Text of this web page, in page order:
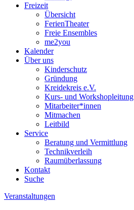
Freizeit
Übersicht
FerienTheater
Freie Ensembles
me2you
Kalender
Über uns
Kinderschutz
Gründung
Kreidekreis e.V.
Kurs- und Workshopleitung
Mitarbeiter*innen
Mitmachen
Leitbild
Service
Beratung und Vermittlung
Technikverleih
Raumüberlassung
Kontakt
Suche
Veranstaltungen